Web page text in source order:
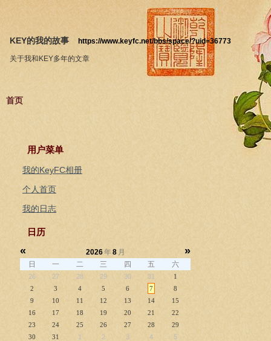
KEY的我的故事 https://www.keyfc.net/bbs/space/?uid=36773
关于我和KEY多年的文章
首页
用户菜单
我的KeyFC相册
个人首页
我的日志
日历
»
« 2026年8 月
日
一 二 三 四 五 六
26 27 28 29 30 31
1
2
3 4 5 6 7
8
9
10 11 12 13 14
15
16
17 18 19 20 21
22
23
24 25 26 27 28
29
30
31 1 2 3 4 5